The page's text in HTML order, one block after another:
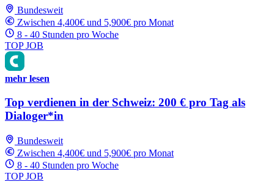
Bundesweit
Zwischen 4,400€ und 5,900€ pro Monat
8 - 40 Stunden pro Woche
TOP JOB
mehr lesen
Top verdienen in der Schweiz: 200 € pro Tag als
Dialoger*in
Bundesweit
Zwischen 4,400€ und 5,900€ pro Monat
8 - 40 Stunden pro Woche
TOP JOB